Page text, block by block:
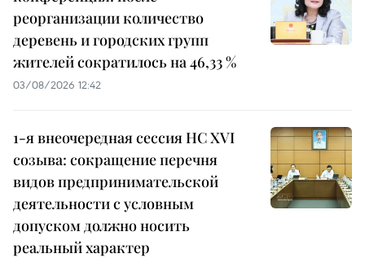
реорганизации количество
деревень и городских групп
жителей сократилось на 46,33 %
03/08/2026 12:42
1-я внеочередная сессия НС XVI
созыва: сокращение перечня
видов предпринимательской
деятельности с условным
допуском должно носить
реальный характер